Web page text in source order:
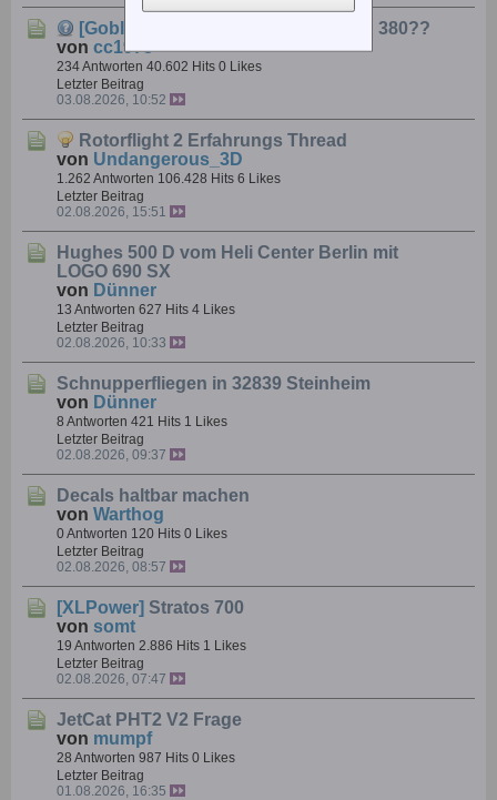
[Goblin 380]
welche lipos für goblin 380??
von cc1975
234 Antworten 40.602 Hits 0 Likes
Letzter Beitrag
03.08.2026, 10:52
Rotorflight 2 Erfahrungs Thread
von Undangerous_3D
1.262 Antworten 106.428 Hits 6 Likes
Letzter Beitrag
02.08.2026, 15:51
Hughes 500 D vom Heli Center Berlin mit
LOGO 690 SX
von Dünner
13 Antworten 627 Hits 4 Likes
Letzter Beitrag
02.08.2026, 10:33
Schnupperfliegen in 32839 Steinheim
von Dünner
8 Antworten 421 Hits 1 Likes
Letzter Beitrag
02.08.2026, 09:37
Decals haltbar machen
von Warthog
0 Antworten 120 Hits 0 Likes
Letzter Beitrag
02.08.2026, 08:57
[XLPower] Stratos 700
von somt
19 Antworten 2.886 Hits 1 Likes
Letzter Beitrag
02.08.2026, 07:47
JetCat PHT2 V2 Frage
von mumpf
28 Antworten 987 Hits 0 Likes
Letzter Beitrag
01.08.2026, 16:35